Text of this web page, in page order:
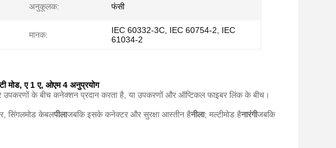
अनुकूलक: फंसी
मानक:
IEC 60332-3C, IEC 60754-2, IEC
61034-2
मोड, ए 1 ए, ओएम 4 अनुप्रयोग
उपकरणों के बीच कनेक्शन प्रदान करता है, या उपकरणों और ऑप्टिकल फाइबर लिंक के बीच।
सिंगलमोड केबलपीलाजबकि इसके कनेक्टर और सुरक्षा आस्तीन हैनीला; मल्टीमोड हैनारंगीजबकि